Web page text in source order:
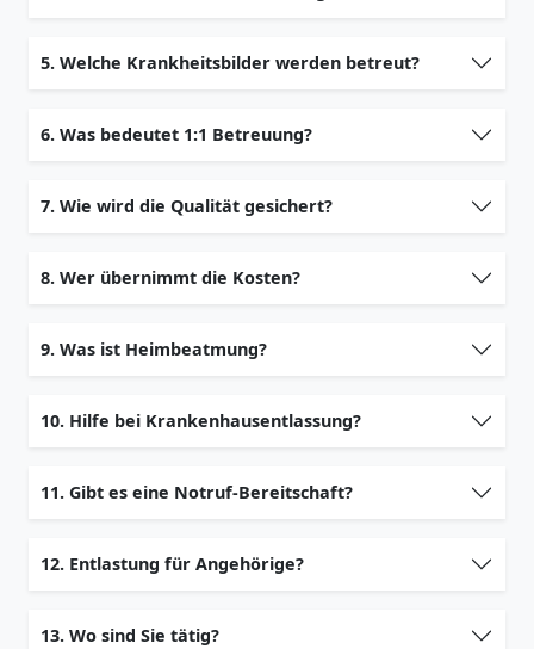
5. Welche Krankheitsbilder werden betreut?
6. Was bedeutet 1:1 Betreuung?
7. Wie wird die Qualität gesichert?
8. Wer übernimmt die Kosten?
9. Was ist Heimbeatmung?
10. Hilfe bei Krankenhausentlassung?
11. Gibt es eine Notruf-Bereitschaft?
12. Entlastung für Angehörige?
13. Wo sind Sie tätig?